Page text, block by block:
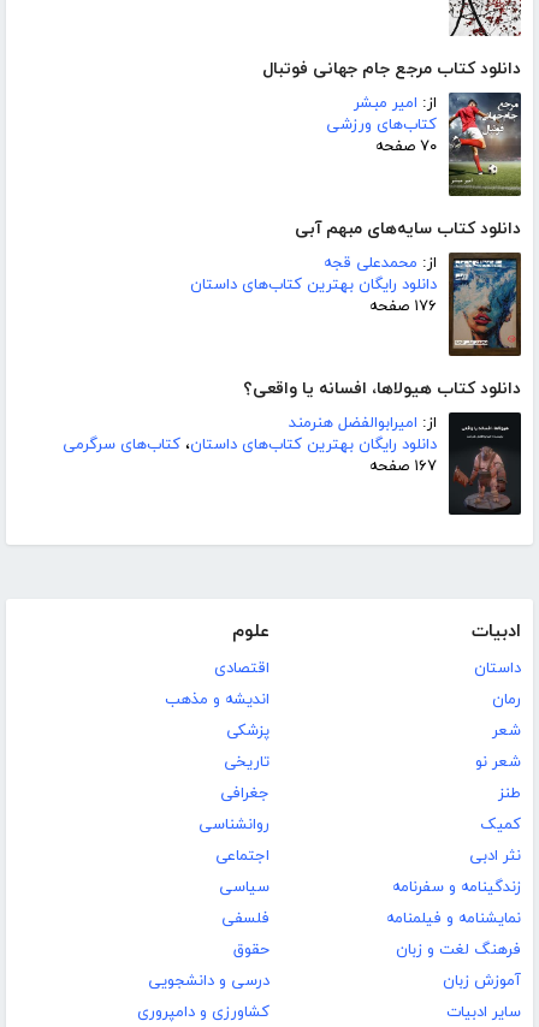
دانلود کتاب مرجع جام جهانی فوتبال
از: امیر مبشر
کتاب‌های ورزشی
۷۰ صفحه
دانلود کتاب سایه‌های مبهم آبی
از: محمدعلی قجه
دانلود رایگان بهترین کتاب‌های داستان
۱۷۶ صفحه
دانلود کتاب هیولاها، افسانه یا واقعی؟
از: امیرابوالفضل هنرمند
دانلود رایگان بهترین کتاب‌های داستان، کتاب‌های سرگرمی
۱۶۷ صفحه
ادبیات
داستان
رمان
شعر
شعر نو
طنز
کمیک
نثر ادبی
زندگینامه و سفرنامه
نمایشنامه و فیلمنامه
فرهنگ لغت و زبان
آموزش زبان
سایر ادبیات
علوم
اقتصادی
اندیشه و مذهب
پزشکی
تاریخی
جغرافی
روانشناسی
اجتماعی
سیاسی
فلسفی
حقوق
درسی و دانشجویی
کشاورزی و دامپروری